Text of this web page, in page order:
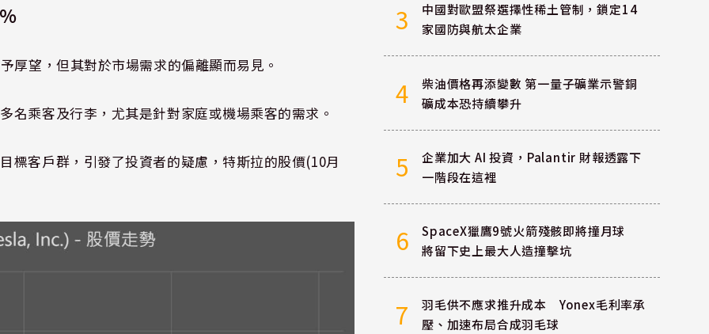
厚望，但其對於市場需求的偏離顯而易見。
名乘客及行李，尤其是針對家庭或機場乘客的需求。
標客戶群，引發了投資者的疑慮，特斯拉的股價(10月
3
中國對歐盟祭選擇性稀土管制，鎖定14
家國防與航太企業
4
柴油價格再添變數 第一量子礦業示警銅
礦成本恐持續攀升
5
企業加大 AI 投資，Palantir 財報透露下
一階段在這裡
6
SpaceX獵鷹9號火箭殘骸即將撞月球
將留下史上最大人造撞擊坑
7
羽毛供不應求推升成本 Yonex毛利率承
壓、加速布局合成羽毛球